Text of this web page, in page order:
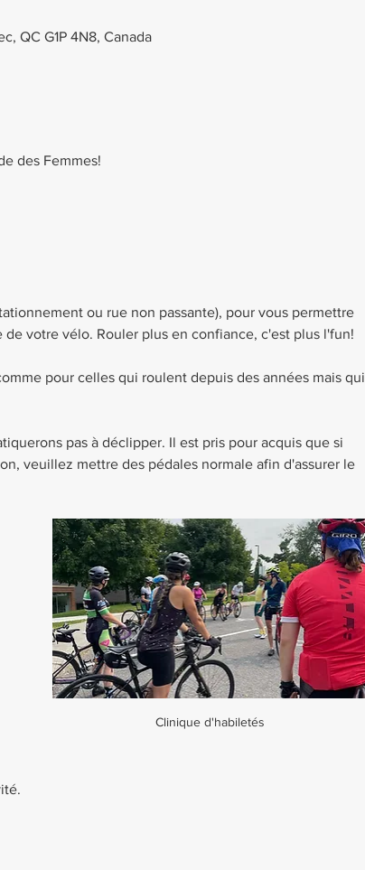
QC G1P 4N8, Canada
des Femmes!
ou rue non passante), pour vous permettre
votre vélo. Rouler plus en confiance, c'est plus l'fun!
pour celles qui roulent depuis des années mais qui
pas à déclipper. Il est pris pour acquis que si
veuillez mettre des pédales normale afin d'assurer le
Clinique d'habiletés